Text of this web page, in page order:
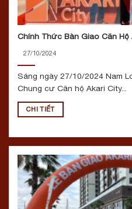
Chính Thức Bàn Giao Căn
27/10/2024
Sáng ngày 27/10/2024 Nam
Chung cư Căn hộ Akari City...
CHI TIẾT